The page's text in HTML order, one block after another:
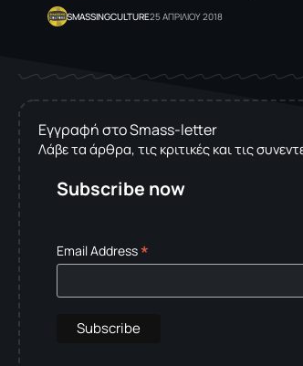
SMASSINGCULTURE25 ΑΠΡΙΛΙΟΥ 2018
Εγγραφή στο Smass-letter
Λάβε τα άρθρα, τις κριτικές και τις
Subscribe now
Email Address*